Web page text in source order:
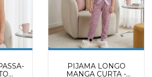
PIJAMA LONGO
MANGA CURTA -